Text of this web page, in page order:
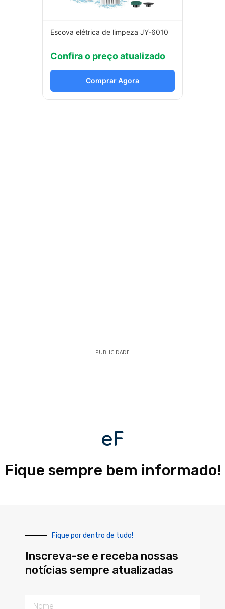
Escova elétrica de limpeza JY-6010
Confira o preço atualizado
Comprar Agora
PUBLICIDADE
eF
Fique sempre bem informado!
Fique por dentro de tudo!
Inscreva-se e receba nossas
notícias sempre atualizadas